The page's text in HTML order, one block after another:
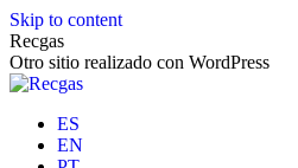
Skip to content
Recgas
Otro sitio realizado con WordPress
ES
EN